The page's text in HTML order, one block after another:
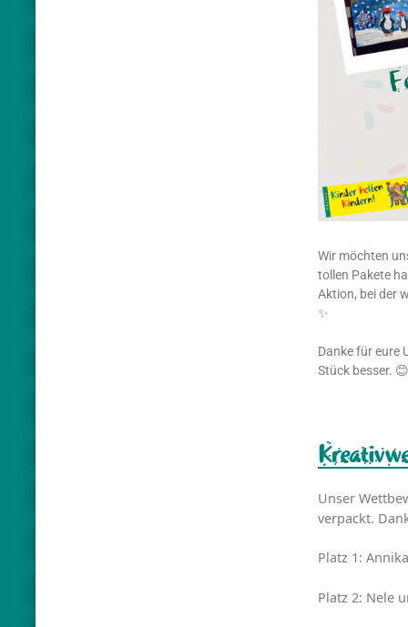
Wir möchten
tollen Pakete
Aktion, bei der
✨
Danke für eure
Stück besser. 😊
Unser
verpackt.
Platz 1:
Platz 2: Nele